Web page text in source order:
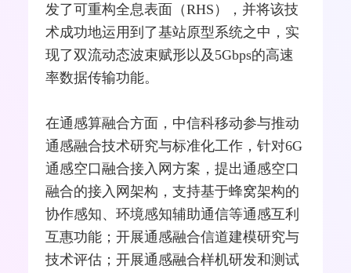
发了可重构全息表面（RHS），并将该技
术成功地运用到了基站原型系统之中，实
现了双流动态波束赋形以及5Gbps的高速
率数据传输功能。
在通感算融合方面，中信科移动参与推动
通感融合技术研究与标准化工作，针对6G
通感空口融合接入网方案，提出通感空口
融合的接入网架构，支持基于蜂窝架构的
协作感知、环境感知辅助通信等通感互利
互惠功能；开展通感融合信道建模研究与
技术评估；开展通感融合样机研发和测试